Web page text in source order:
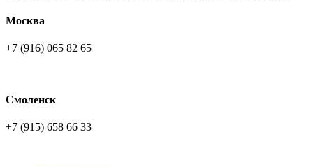
Москва
+7 (916) 065 82 65
Смоленск
+7 (915) 658 66 33